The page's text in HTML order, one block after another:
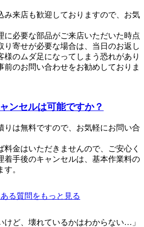
み来店も歓迎しておりますので、お気
に必要な部品がご来店いただいた時点
り寄せが必要な場合は、当日のお返し
様のムダ足になってしまう恐れがあり
前のお問い合わせをお勧めしておりま
ンセルは可能ですか？
りは無料ですので、お気軽にお問い合
料金はいただきませんので、ご安心く
着手後のキャンセルは、基本作業料の
。
る質問をもっと見る
けど、壊れているかはわからない…」